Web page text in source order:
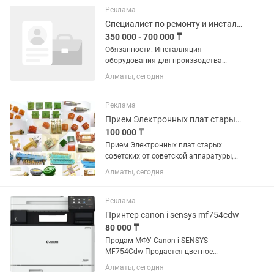
•мелкий и средний ремонт...
Реклама
Специалист по ремонту и инсталляции оборудования
350 000 - 700 000 ₸
Обязанности: Инсталляция
оборудования для производства
рекламы (широкоформатные
принтеры, лазерные и фрезерные
плоттеры и т.д.) Гарантийное и после
гарантийное...
Алматы, сегодня
Реклама
Прием Электронных плат старых советских, аппаратуры, радиодетали и.т.д.
100 000 ₸
Прием Электронных плат старых
советских от советской аппаратуры,
разные радиодетали . Частотомеры,
осциллографы и.т.п, радиостанции, атс
технику советского и...
Алматы, сегодня
Реклама
Принтер canon i sensys mf754cdw
80 000 ₸
Продам МФУ Canon i-SENSYS
MF754Cdw Продается цветное
лазерное МФУ Canon i-SENSYS
MF754Cdw в отличном рабочем
Алматы, сегодня